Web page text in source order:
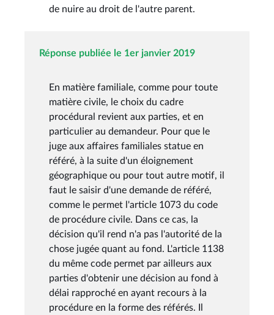
de nuire au droit de l'autre parent.
Réponse publiée le 1er janvier 2019
En matière familiale, comme pour toute
matière civile, le choix du cadre
procédural revient aux parties, et en
particulier au demandeur. Pour que le
juge aux affaires familiales statue en
référé, à la suite d'un éloignement
géographique ou pour tout autre motif, il
faut le saisir d'une demande de référé,
comme le permet l'article 1073 du code
de procédure civile. Dans ce cas, la
décision qu'il rend n'a pas l'autorité de la
chose jugée quant au fond. L'article 1138
du même code permet par ailleurs aux
parties d'obtenir une décision au fond à
délai rapproché en ayant recours à la
procédure en la forme des référés. Il